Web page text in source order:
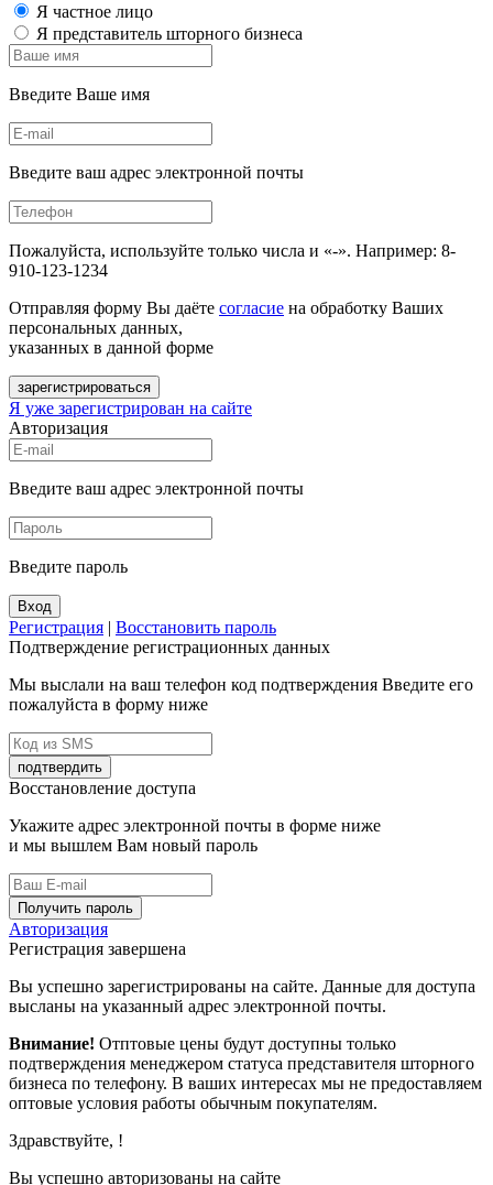
Я частное лицо
Я представитель шторного бизнеса
Введите Ваше имя
Введите ваш адрес электронной почты
Пожалуйста, используйте только числа и «-». Например: 8-
910-123-1234
Отправляя форму Вы даёте согласие на обработку Ваших
персональных данных,
указанных в данной форме
зарегистрироваться
Я уже зарегистрирован на сайте
Авторизация
Введите ваш адрес электронной почты
Введите пароль
Вход
Регистрация | Восстановить пароль
Подтверждение регистрационных данных
Мы выслали на ваш телефон код подтверждения Введите его
пожалуйста в форму ниже
подтвердить
Восстановление доступа
Укажите адрес электронной почты в форме ниже
и мы вышлем Вам новый пароль
Получить пароль
Авторизация
Регистрация завершена
Вы успешно зарегистрированы на сайте. Данные для доступа
высланы на указанный адрес электронной почты.
Внимание! Отптовые цены будут доступны только
подтверждения менеджером статуса представителя шторного
бизнеса по телефону. В ваших интересах мы не предоставляем
оптовые условия работы обычным покупателям.
Здравствуйте, !
Вы успешно авторизованы на сайте